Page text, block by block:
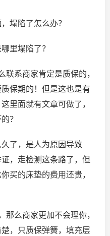
塌陷了怎么办？
里塌陷了？
联系商家肯定是质保的，
保期的！但是这也是有
里面就有文章可做了，
？
了，是人为原因导致
，走检测这条路了，但
买的床垫的费用还贵，
那么商家更加不会理你，
，只质保弹簧，填充层